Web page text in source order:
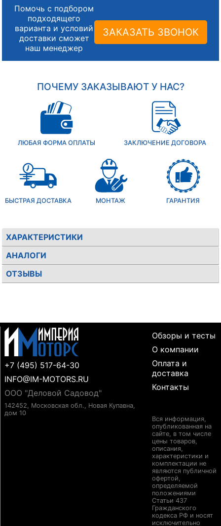
Помочь с подбором
подходящего
варианта и условий
доставки сможет
наш менеджер
ЗАКАЗАТЬ ЗВОНОК
ПОЧЕМУ ЗАКАЗЫВАЮТ У НАС?
ЛЮБАЯ ФОРМА ОПЛАТЫ ЗАКЛЮЧЕНИЕ ДОГОВОРА
БЫСТРАЯ ДОСТАВКА МОНТАЖ ГАРАНТИЯ
ХАРАКТЕРИСТИКИ
АНАЛОГИ
ОТЗЫВЫ
+7 (495) 517-64-30
INFO@IM-MOTORS.RU
ООО "Деловой Садовод"
142452, Московская обл., Новая Купавна,
дом 10
Обзоры и тесты
О компании
Оплата и
доставка
Контакты
Вся информация,
опубликованная на
сайте, в том числе
цены товаров,
описания,
характеристики и
комплектации не
являются публичной
офертой,
определяемой
положениями
Статьи 437
Гражданского
кодекса РФ и носят
исключительно